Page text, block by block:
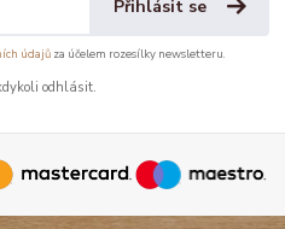
Přihlásit se
údajůza účelem rozesílky newsletteru.
odhlásit.